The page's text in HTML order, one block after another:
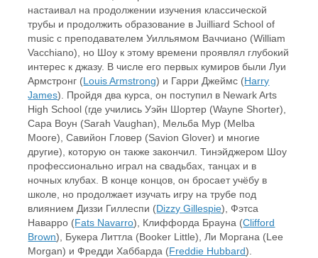
настаивал на продолжении изучения классической
трубы и продолжить образование в Juilliard School of
music с преподавателем Уилльямом Ваччиано (William
Vacchiano), но Шоу к этому времени проявлял глубокий
интерес к джазу. В числе его первых кумиров были Луи
Армстронг (Louis Armstrong) и Гарри Джеймс (Harry
James). Пройдя два курса, он поступил в Newark Arts
High School (где учились Уэйн Шортер (Wayne Shorter),
Сара Воун (Sarah Vaughan), Мельба Мур (Melba
Moore), Савийон Гловер (Savion Glover) и многие
другие), которую он также закончил. Тинэйджером Шоу
профессионально играл на свадьбах, танцах и в
ночных клубах. В конце концов, он бросает учёбу в
школе, но продолжает изучать игру на трубе под
влиянием Диззи Гиллеспи (Dizzy Gillespie), Фэтса
Наварро (Fats Navarro), Клиффорда Брауна (Clifford
Brown), Букера Литтла (Booker Little), Ли Моргана (Lee
Morgan) и Фредди Хаббарда (Freddie Hubbard).